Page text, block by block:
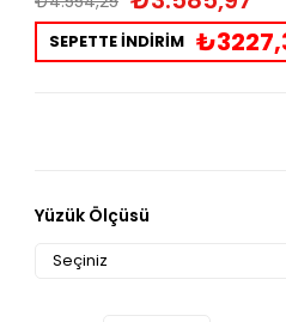
SEPETTE İNDİRİM
Yüzük Ölçüsü